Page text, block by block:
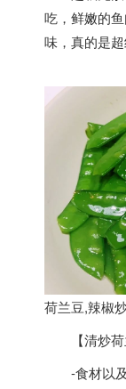
吃，鲜嫩的
味，真的是
荷兰豆,辣椒
【清炒
-食材以